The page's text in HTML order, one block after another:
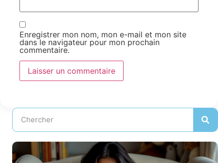
Enregistrer mon nom, mon e-mail et mon site
dans le navigateur pour mon prochain
commentaire.